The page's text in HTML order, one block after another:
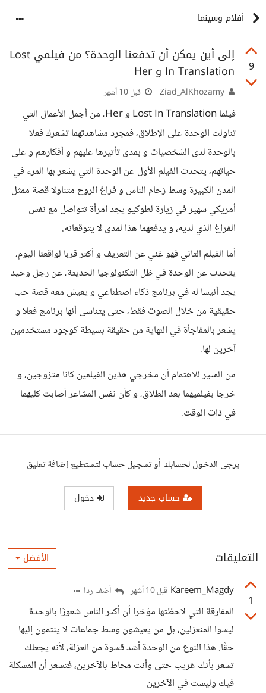
أفلام وسينما
9
إلى أين يمكن أن تدفعنا الوحدة؟ من فيلمي Lost
In Translation و Her
قبل 10 أشهر
فيلما Lost In Translation و Her، من أجمل الأعمال التي
تناولت الوحدة على الإطلاق، فمجرد مشاهدتهما تشعرك فعلا
بالوحدة لدى الشخصيات و بمدى تأثيرها عليهم و أفكارهم و على
حياتهم، يتحدث الفيلم الأول عن الوحدة التي يشعر بها المرء في
المدن الكبيرة وسط زحام الناس و فراغ الروح متناولا قصة ممثل
أمريكي شهير في زيارة لطوكيو يجد امرأة تتواصل مع نفس
الفراغ الذي لديه، و يدفعهما هذا لمدى لا يتوقعانه.
أما الفيلم الثاني فهو غني عن التعريف و أكثر قربا لواقعنا اليوم،
يتحدث عن الوحدة في ظل التكنولوجيا الحديثة، عن رجل وحيد
يجد أنيسا له في برنامج ذكاء اصطناعي و يعيش معه قصة حب
حقيقية من خلال الصوت فقط، حتى يتناسى أنها برنامج فعلا و
يشعر بالمفاجأة في النهاية من حقيقة بسيطة كوجود مستخدمين
آخرين لها.
من المثير للاهتمام أن مخرجي هذين الفيلمين كانا متزوجين، و
خرجا بفيلميهما بعد الطلاق، و كأن نفس المشاعر أصابت كليهما
في ذات الوقت.
يرجى الدخول لحسابك أو تسجيل حساب لتستطيع إضافة تعليق
حساب جديد دخول
التعليقات الأفضل
1
Kareem_Magdy قبل 10 أشهر أضف ردا
المفارقة التي لاحظتها مؤخرا أن أكثر الناس شعورًا بالوحدة
ليسوا المنعزلين، بل من يعيشون وسط جماعات لا ينتمون إليها
حقًا. هذا النوع من الوحدة أشد قسوة من العزلة، لأنه يجعلك
تشعر بأنك غريب حتى وأنت محاط بالآخرين، فتشعر أن المشكلة
فيك وليست في الآخرين